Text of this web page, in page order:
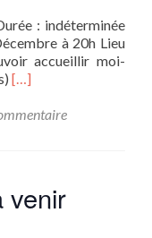
: indéterminée
à 20h Lieu
accueillir moi-
En
plus
Cupidité,
[…]
venir